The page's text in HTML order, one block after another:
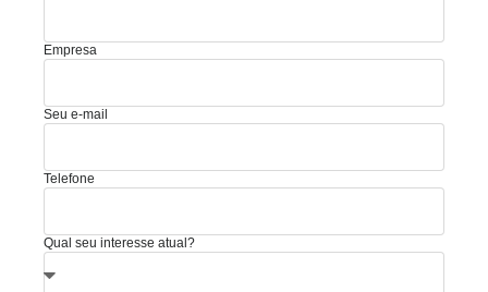
Empresa
Seu e-mail
Telefone
Qual seu interesse atual?